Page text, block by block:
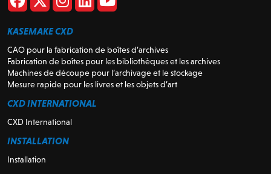
KASEMAKE CXD
CAO pour la fabrication de boîtes d’archives
Fabrication de boîtes pour les bibliothèques et les archives
Machines de découpe pour l’archivage et le stockage
Mesure rapide pour les livres et les objets d’art
CXD INTERNATIONAL
CXD International
INSTALLATION
Installation